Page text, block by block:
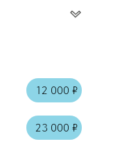
12 000 ₽
23 000 ₽